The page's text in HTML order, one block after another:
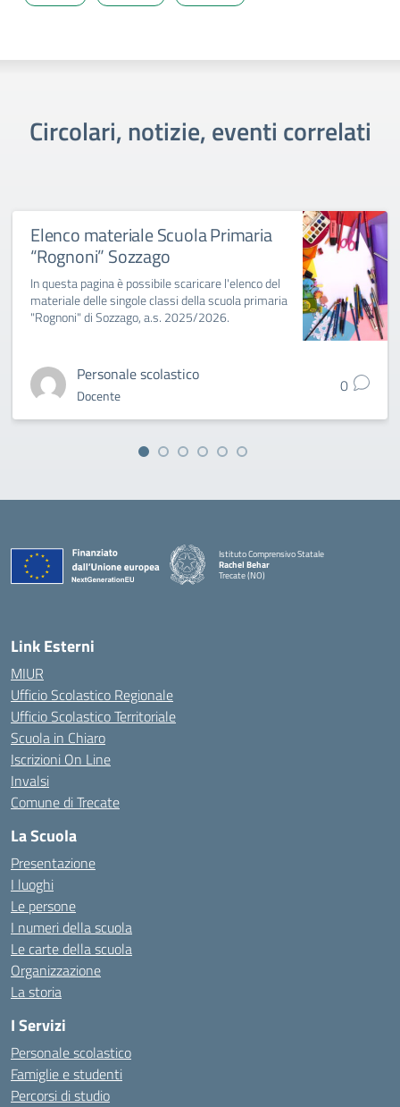
Circolari, notizie, eventi correlati
Elenco materiale Scuola Primaria
“Rognoni” Sozzago
In questa pagina è possibile scaricare l'elenco del
materiale delle singole classi della scuola primaria
"Rognoni" di Sozzago, a.s. 2025/2026.
Personale scolastico
Docente 0
Istituto Comprensivo Statale
Rachel Behar
Trecate (NO)
Link Esterni
MIUR
Ufficio Scolastico Regionale
Ufficio Scolastico Territoriale
Scuola in Chiaro
Iscrizioni On Line
Invalsi
Comune di Trecate
La Scuola
Presentazione
I luoghi
Le persone
I numeri della scuola
Le carte della scuola
Organizzazione
La storia
I Servizi
Personale scolastico
Famiglie e studenti
Percorsi di studio